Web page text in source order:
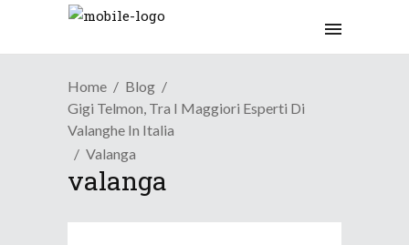
Home
Blog
Gigi Telmon, Tra I Maggiori Esperti Di
Valanghe In Italia
Valanga
valanga